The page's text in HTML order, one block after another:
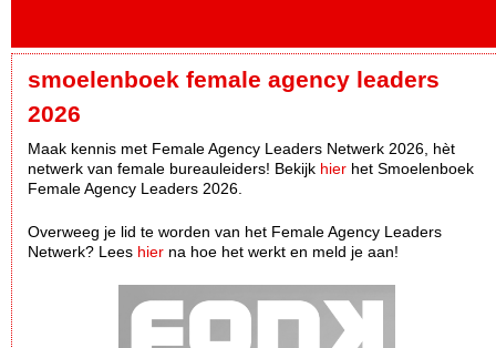
smoelenboek female agency leaders
2026
Maak kennis met Female Agency Leaders Netwerk 2026, hèt
netwerk van female bureauleiders! Bekijk hier het Smoelenboek
Female Agency Leaders 2026.
Overweeg je lid te worden van het Female Agency Leaders
Netwerk? Lees hier na hoe het werkt en meld je aan!